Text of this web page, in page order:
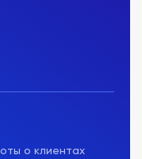
о клиентах